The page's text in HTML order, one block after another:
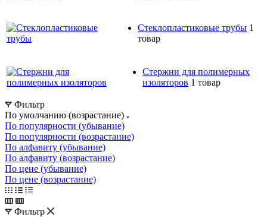
Стеклопластиковые трубы 1
товар
Стержни для полимерных
изоляторов 1 товар
Фильтр
По умолчанию (возрастание)
По популярности (убывание)
По популярности (возрастание)
По алфавиту (убывание)
По алфавиту (возрастание)
По цене (убывание)
По цене (возрастание)
Фильтр